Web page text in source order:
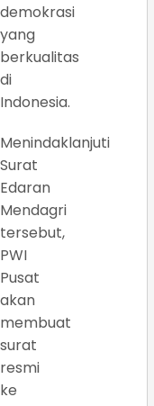
demokrasi
yang
berkualitas
di
Indonesia.
Menindaklanjuti
Surat
Edaran
Mendagri
tersebut,
PWI
Pusat
akan
membuat
surat
resmi
ke